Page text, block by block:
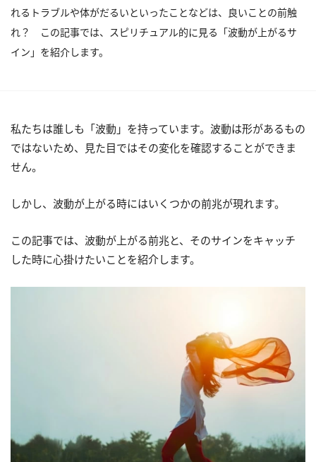
れるトラブルや体がだるいといったことなどは、良いことの前触
れ？ この記事では、スピリチュアル的に見る「波動が上がるサ
イン」を紹介します。
私たちは誰しも「波動」を持っています。波動は形があるもの
ではないため、見た目ではその変化を確認することができま
せん。
しかし、波動が上がる時にはいくつかの前兆が現れます。
この記事では、波動が上がる前兆と、そのサインをキャッチ
した時に心掛けたいことを紹介します。